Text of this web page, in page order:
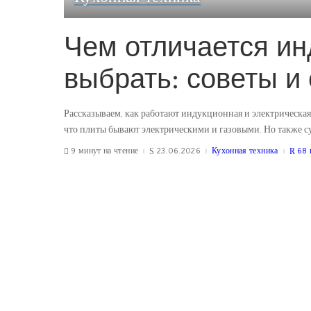
Чем отличается
выбрать: советы
Рассказываем, как работают индукционная и
что плиты бывают электрическими и газовыми. Но также
9 минут на чтение 23.06.2026 Кухонная техника 68